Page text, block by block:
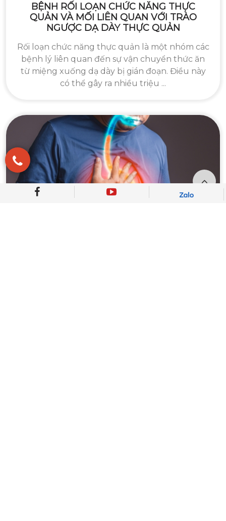
BỆNH RỐI LOẠN CHỨC NĂNG THỰC
QUẢN VÀ MỐI LIÊN QUAN VỚI TRÀO
NGƯỢC DẠ DÀY THỰC QUẢN
Rối loạn chức năng thực quản là một nhóm các
bệnh lý liên quan đến sự vận chuyển thức ăn
từ miệng xuống dạ dày bị gián đoạn. Điều này
có thể gây ra nhiều triệu ...